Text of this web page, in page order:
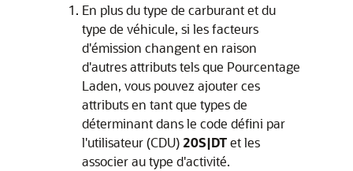
En plus du type de carburant et du
type de véhicule, si les facteurs
d'émission changent en raison
d'autres attributs tels que Pourcentage
Laden, vous pouvez ajouter ces
attributs en tant que types de
déterminant dans le code défini par
l'utilisateur (CDU) 20S|DTet les
associer au type d'activité.